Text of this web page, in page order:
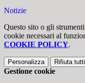
Notizie
Questo sito o gli
cookie necessari al
COOKIE POLICY.
Personalizza Rifiuta tutti
Gestione cookie